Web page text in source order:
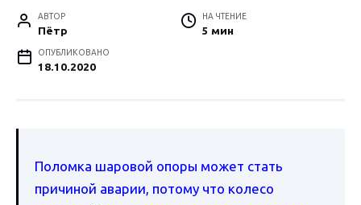
АВТОР
Пётр
НА ЧТЕНИЕ
5 мин
ОПУБЛИКОВАНО
18.10.2020
Поломка шаровой опоры может стать
причиной аварии, потому что колесо